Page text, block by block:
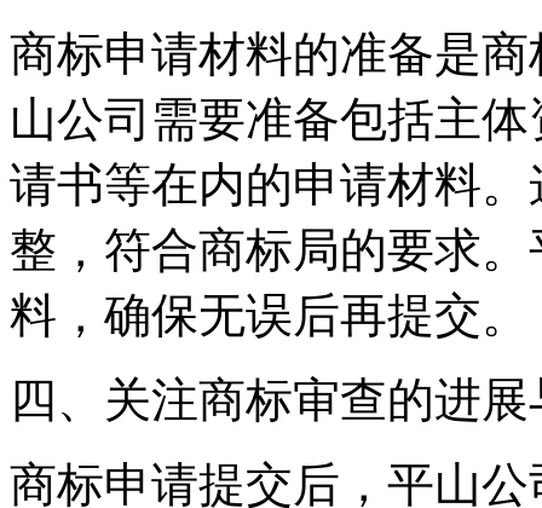
商标申请材料的准备是
山公司需要准备包括主
请书等在内的申请材料
整，符合商标局的要求
料，确保无误后再提交。
四、关注商标审查的进
商标申请提交后，平山